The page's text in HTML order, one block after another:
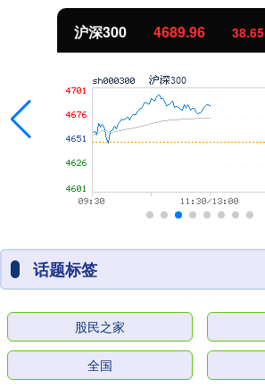
沪深300 4689.96 38.65
话题标签
股民之家
全国